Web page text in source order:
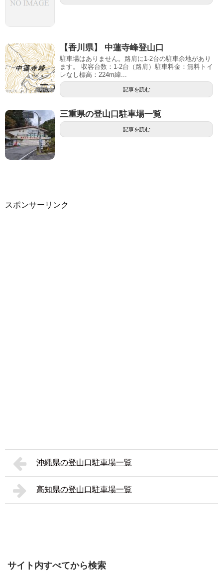
【香川県】 中蓮寺峰登山口
駐車場はありません。路肩に1-2台の駐車余地があり
ます。 収容台数：1-2台（路肩）駐車料金：無料トイ
レなし標高：224m緯...
記事を読む
三重県の登山口駐車場一覧
記事を読む
スポンサーリンク
沖縄県の登山口駐車場一覧
高知県の登山口駐車場一覧
サイト内すべてから検索